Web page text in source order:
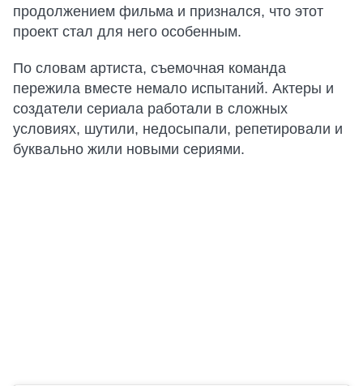
продолжением фильма и признался, что этот
проект стал для него особенным.
По словам артиста, съемочная команда
пережила вместе немало испытаний. Актеры и
создатели сериала работали в сложных
условиях, шутили, недосыпали, репетировали и
буквально жили новыми сериями.